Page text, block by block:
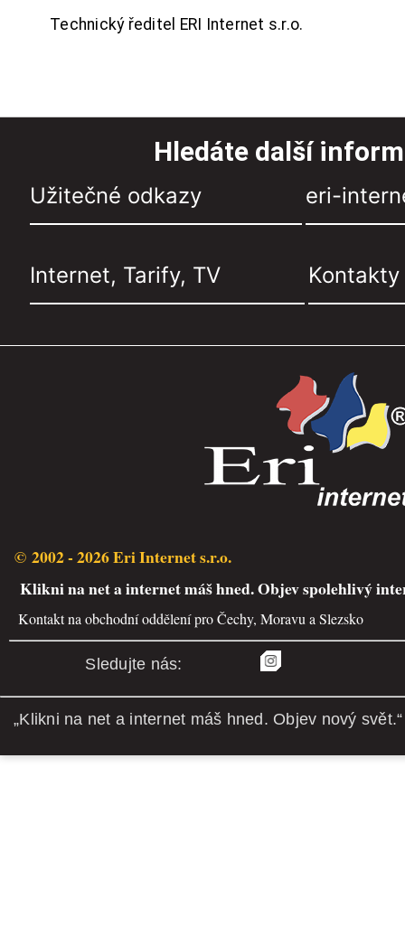
Technický ředitel ERI Internet s.r.o.
Hledáte další
Užitečné odkazy eri-
Internet, Tarify, TV Kontakty
© 2002 - 2026 Eri Internet s.r.o.
Klikni na net a internet máš hned. Objev spolehlivý
Kontakt na obchodní oddělení pro Čechy, Moravu a Slezsko
Sledujte nás:
„Klikni na net a internet máš hned. Objev nový svět.“